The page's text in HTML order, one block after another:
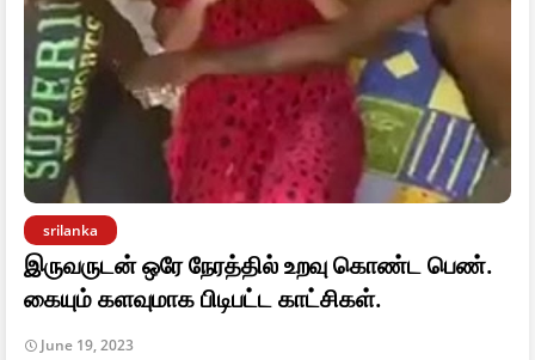
srilanka
இருவருடன் ஒரே நேரத்தில் உறவு கொண்ட பெண்.
கையும் களவுமாக பிடிபட்ட காட்சிகள்.
June 19, 2023